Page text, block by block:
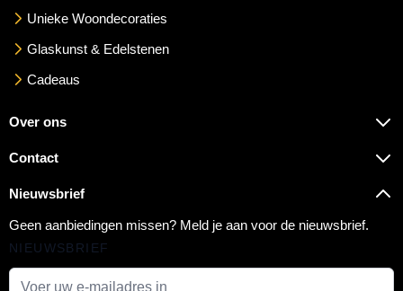
Unieke Woondecoraties
Glaskunst & Edelstenen
Cadeaus
Over ons
Contact
Nieuwsbrief
Geen aanbiedingen missen? Meld je aan voor de nieuwsbrief.
NIEUWSBRIEF